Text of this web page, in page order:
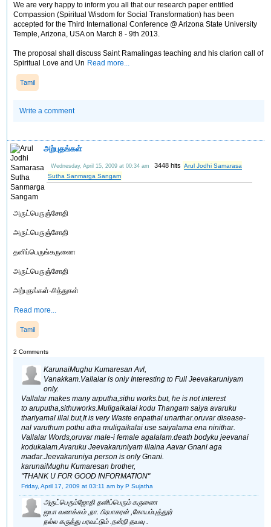
We are very happy to inform you all that our research paper entitled
Compassion (Spiritual Wisdom for Social Transformation) has been
accepted for the Third International Conference @ Arizona State University
Temple, Arizona, USA on March 8 - 9th 2013.
The proposal shall discuss Saint Ramalingas teaching and his clarion call of
Spiritual Love and Un Read more...
Tamil
Write a comment
அற்புதங்கள்
Wednesday, April 15, 2009 at 00:34 am 3448 hits Arul Jodhi Samarasa
Sutha Sanmarga Sangam
அருட்பெருஞ்சோதி
அருட்பெருஞ்சோதி
தனிப்பெருங்கருணை
அருட்பெருஞ்சோதி
அற்புதங்கள்-சித்துகள்
Read more...
Tamil
2 Comments
KarunaiMughu Kumaresan Avl,
Vanakkam.Vallalar is only Interesting to Full Jeevakaruniyam
only.
Vallalar makes many arputha,sithu works.but, he is not interest
to aruputha,sithuworks.Muligaikalai kodu Thangam saiya avaruku
thariyamal illai.but,It is very Waste enpathai unarthar.oruvar disease-
nal varuthum pothu atha muligaikalai use saiyalama ena ninithar.
Vallalar Words,oruvar male-i female agalalam.death bodyku jeevanai
kodukalam.Avaruku Jeevakaruniyam illaina Aavar Gnani aga
madar.Jeevakaruniya person is only Gnani.
karunaiMughu Kumaresan brother,
"THANK U FOR GOOD INFORMATION"
Friday, April 17, 2009 at 03:11 am by P Sujatha
அருட்பெரும்ஜோதி தனிப்பெரும் கருணை
ஐயா வணக்கம் ,நா. பிரபாகரன் ,கோயம்புத்தூர்
நல்ல கருத்து பரவட்டும் .நன்றி தயவு .